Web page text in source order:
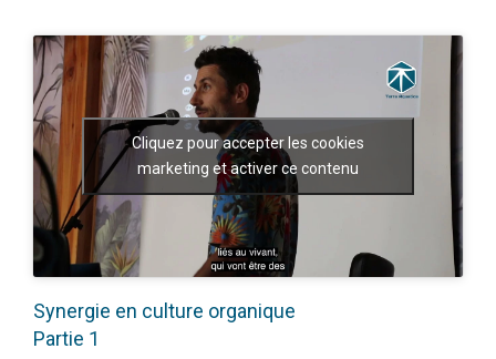
Cliquez pour accepter les cookies
marketing et activer ce contenu
Synergie en culture organique
Partie 1